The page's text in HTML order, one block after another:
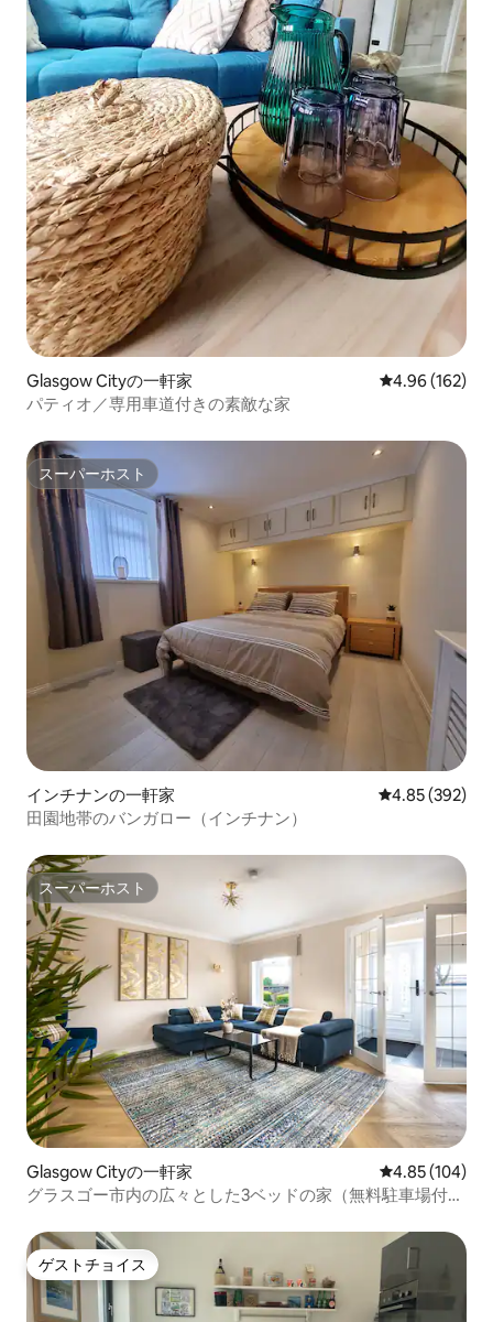
Glasgow Cityの一軒家 レビュー162
4.96 (162)
パティオ／専用車道付きの素敵な家
スーパーホスト
スーパーホスト
インチナンの一軒家 レビュー392
4.85 (392)
田園地帯のバンガロー（インチナン）
スーパーホスト
スーパーホスト
Glasgow Cityの一軒家 レビュー104
4.85 (104)
グラスゴー市内の広々とした3ベッドの家（無料駐車場付
ゲストチョイス
ゲストチョイス